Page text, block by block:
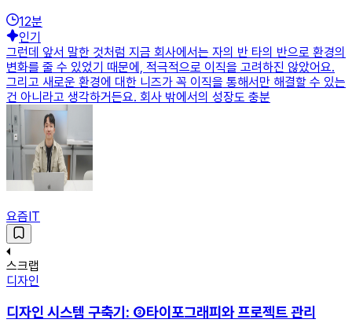
12분
인기
그런데 앞서 말한 것처럼 지금 회사에서는 자의 반 타의 반으로 환경의
변화를 줄 수 있었기 때문에, 적극적으로 이직을 고려하진 않았어요.
그리고 새로운 환경에 대한 니즈가 꼭 이직을 통해서만 해결할 수 있는
건 아니라고 생각하거든요. 회사 밖에서의 성장도 충분
요즘IT
스크랩
디자인
디자인 시스템 구축기: ③타이포그래피와 프로젝트 관리